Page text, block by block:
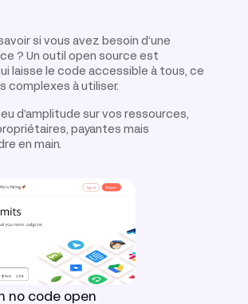
si vous avez besoin d’une
? Un outil open source est
laisse le code accessible à tous, ce
complexes à utiliser.
d’amplitude sur vos ressources,
payantes mais
en main.
no code open